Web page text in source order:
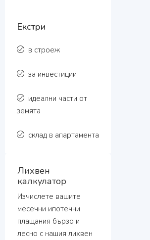
Екстри
в строеж
за инвестиции
идеални части от
земята
склад в апартамента
Лихвен
калкулатор
Изчислете вашите
месечни ипотечни
плащания бързо и
лесно с нашия лихвен